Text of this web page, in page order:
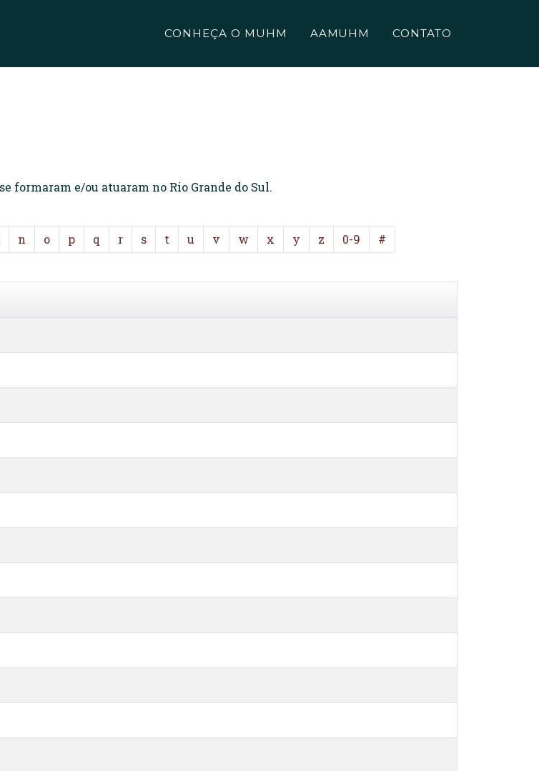
CONHEÇA O MUHM AAMUHM CONTATO
formaram e/ou atuaram no Rio Grande do Sul.
n o p q r s t u v w x y z 0-9 #